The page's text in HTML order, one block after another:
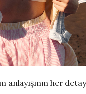
anlayışının her